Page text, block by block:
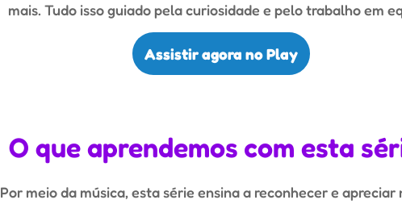
mais. Tudo isso guiado pela curiosidade e pelo trabalho em
Assistir agora no Play
O que aprendemos com esta
Por meio da música, esta série ensina a reconhecer e apreciar